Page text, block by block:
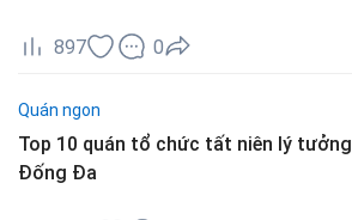
897 0
Quán ngon
Top 10 quán tổ chức tất niên lý
Đống Đa